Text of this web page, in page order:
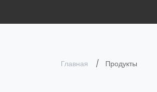
Главная Продукты